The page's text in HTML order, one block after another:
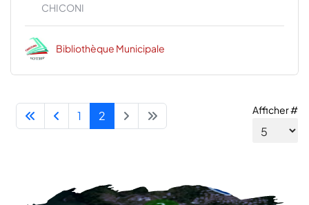
CHICONI
Bibliothèque Municipale
Afficher #
1 2